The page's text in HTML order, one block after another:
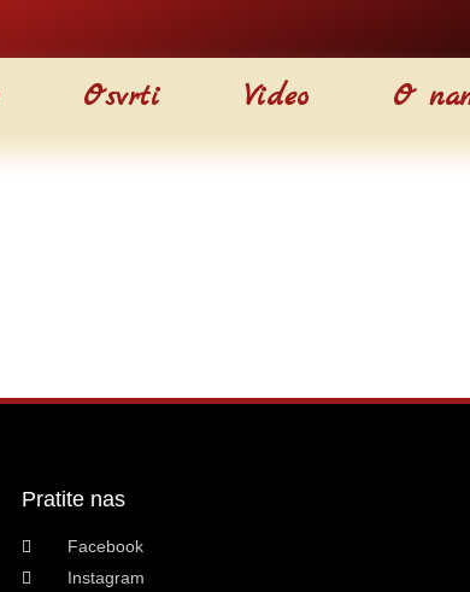
Osvrti Video O
Pratite nas
Facebook
Instagram